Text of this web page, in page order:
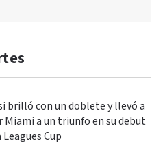
brilló con un doblete y llevó a
Miami a un triunfo en su debut
Cup